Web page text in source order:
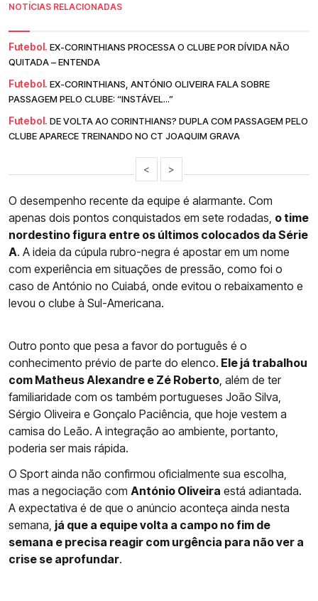
NOTÍCIAS RELACIONADAS
Futebol. EX-CORINTHIANS PROCESSA O CLUBE POR DÍVIDA NÃO
QUITADA – ENTENDA
Futebol. EX-CORINTHIANS, ANTÓNIO OLIVEIRA FALA SOBRE
PASSAGEM PELO CLUBE: “INSTÁVEL...”
Futebol. DE VOLTA AO CORINTHIANS? DUPLA COM PASSAGEM PELO
CLUBE APARECE TREINANDO NO CT JOAQUIM GRAVA
< >
O desempenho recente da equipe é alarmante. Com
apenas dois pontos conquistados em sete rodadas, o time
nordestino figura entre os últimos colocados da Série
A. A ideia da cúpula rubro-negra é apostar em um nome
com experiência em situações de pressão, como foi o
caso de António no Cuiabá, onde evitou o rebaixamento e
levou o clube à Sul-Americana.
Outro ponto que pesa a favor do português é o
conhecimento prévio de parte do elenco. Ele já trabalhou
com Matheus Alexandre e Zé Roberto , além de ter
familiaridade com os também portugueses João Silva,
Sérgio Oliveira e Gonçalo Paciência, que hoje vestem a
camisa do Leão. A integração ao ambiente, portanto,
poderia ser mais rápida.
O Sport ainda não confirmou oficialmente sua escolha,
mas a negociação com António Oliveira está adiantada.
A expectativa é de que o anúncio aconteça ainda nesta
semana, já que a equipe volta a campo no fim de
semana e precisa reagir com urgência para não ver a
crise se aprofundar.